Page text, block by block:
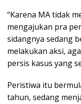
“Karena MA tidak
mengajukan pra
sidangnya sedang
melakukan aksi,
persis kasus yang
Peristiwa itu
tahun, sedang